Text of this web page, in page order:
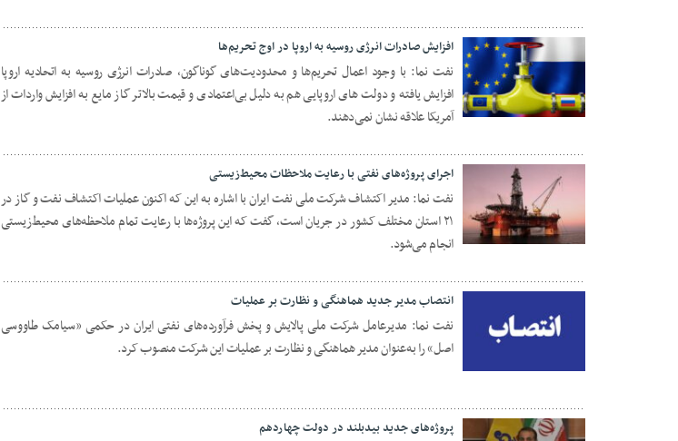
22 مهر 1404
افزایش صادرات انرژی روسیه به اروپا در اوج تحریم‌ها
نفت نما: با وجود اعمال تحریم‌ها و محدودیت‌های گوناگون، صادرات انرژی روسیه به اتحادیه اروپا
افزایش یافته و دولت های اروپایی هم به دلیل بی‌اعتمادی و قیمت بالاتر گاز مایع به افزایش واردات از
آمریکا علاقه نشان نمی‌دهند.
17 مهر 1404
اجرای پروژه‌های نفتی با رعایت ملاحظات محیط‌زیستی
نفت نما: مدیر اکتشاف شرکت ملی نفت ایران با اشاره به این که اکنون عملیات اکتشاف نفت و گاز در
۲۱ استان مختلف کشور در جریان است، گفت که این پروژه‌ها با رعایت تمام ملاحظه‌های محیط‌زیستی
انجام می‌شود.
انتصاب مدیر جدید هماهنگی و نظارت بر عملیات
نفت نما: مدیرعامل شرکت ملی پالایش و پخش فرآورده‌های نفتی ایران در حکمی «سیامک طاووسی
اصل» را به‌عنوان مدیر هماهنگی و نظارت بر عملیات این شرکت منصوب کرد.
پروژه‌های جدید بیدبلند در دولت چهاردهم